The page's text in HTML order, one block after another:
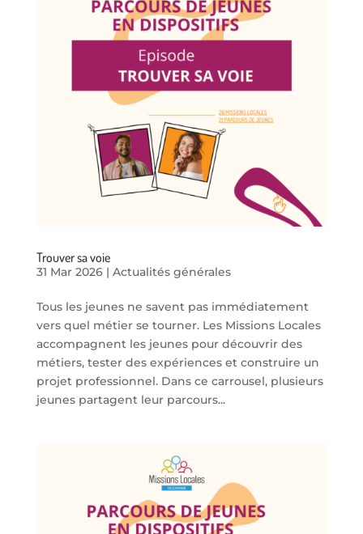
Trouver sa voie
31 Mar 2026| Actualités générales
Tous les jeunes ne savent pas immédiatement
vers quel métier se tourner. Les Missions Locales
accompagnent les jeunes pour découvrir des
métiers, tester des expériences et construire un
projet professionnel. Dans ce carrousel, plusieurs
jeunes partagent leur parcours...